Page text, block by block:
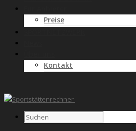
Preise
Kontakt